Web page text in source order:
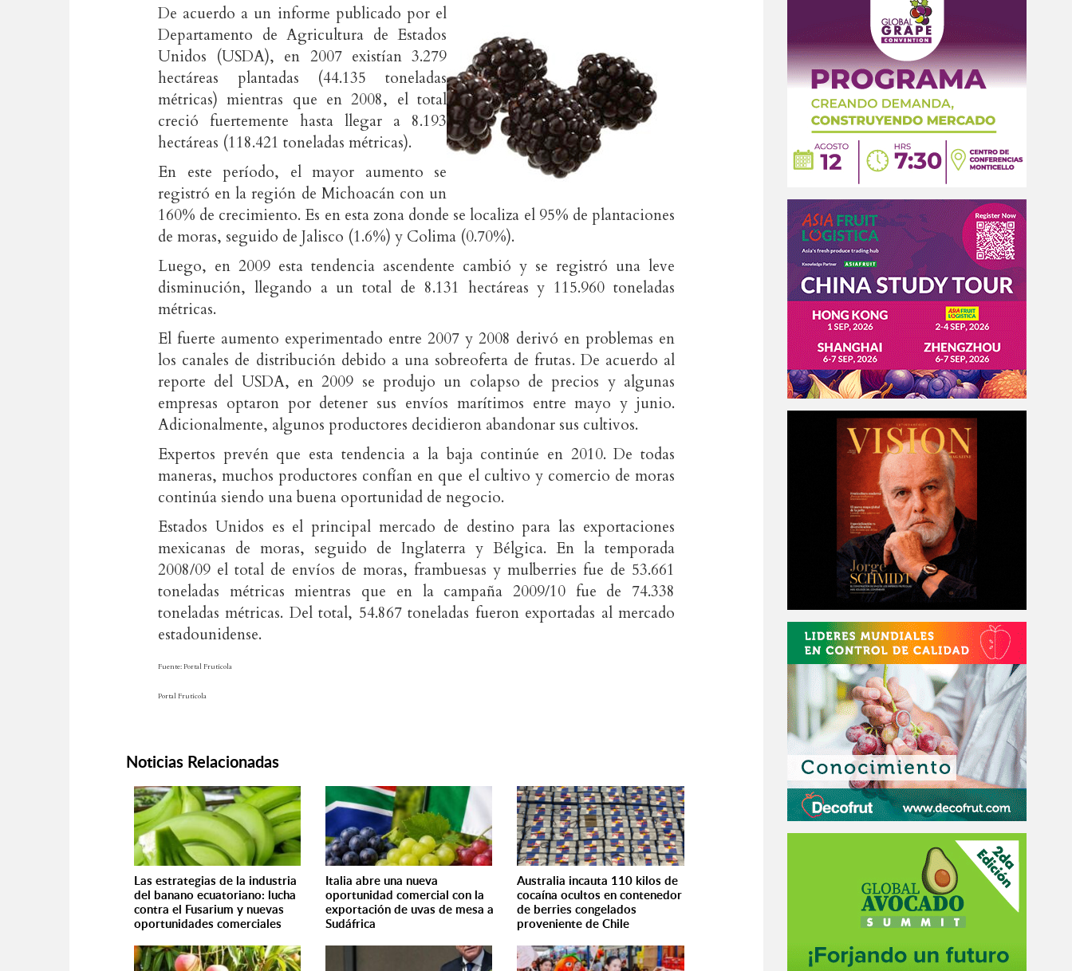
De acuerdo a un informe publicado por el
Departamento de Agricultura de Estados
Unidos (USDA), en 2007 existían 3.279
hectáreas plantadas (44.135 toneladas
métricas) mientras que en 2008, el total
creció fuertemente hasta llegar a 8.193
hectáreas (118.421 toneladas métricas).
En este período, el mayor aumento se
registró en la región de Michoacán con un
160% de crecimiento. Es en esta zona donde se localiza el 95% de plantaciones
de moras, seguido de Jalisco (1.6%) y Colima (0.70%).
Luego, en 2009 esta tendencia ascendente cambió y se registró una leve
disminución, llegando a un total de 8.131 hectáreas y 115.960 toneladas
métricas.
El fuerte aumento experimentado entre 2007 y 2008 derivó en problemas en
los canales de distribución debido a una sobreoferta de frutas. De acuerdo al
reporte del USDA, en 2009 se produjo un colapso de precios y algunas
empresas optaron por detener sus envíos marítimos entre mayo y junio.
Adicionalmente, algunos productores decidieron abandonar sus cultivos.
Expertos prevén que esta tendencia a la baja continúe en 2010. De todas
maneras, muchos productores confían en que el cultivo y comercio de moras
continúa siendo una buena oportunidad de negocio.
Estados Unidos es el principal mercado de destino para las exportaciones
mexicanas de moras, seguido de Inglaterra y Bélgica. En la temporada
2008/09 el total de envíos de moras, frambuesas y mulberries fue de 53.661
toneladas métricas mientras que en la campaña 2009/10 fue de 74.338
toneladas métricas. Del total, 54.867 toneladas fueron exportadas al mercado
estadounidense.
Fuente: Portal Frutícola
Portal Frutícola
Noticias Relacionadas
Las estrategias de la industria
del banano ecuatoriano: lucha
contra el Fusarium y nuevas
oportunidades comerciales
Italia abre una nueva
oportunidad comercial con la
exportación de uvas de mesa a
Sudáfrica
Australia incauta 110 kilos de
cocaína ocultos en contenedor
de berries congelados
proveniente de Chile